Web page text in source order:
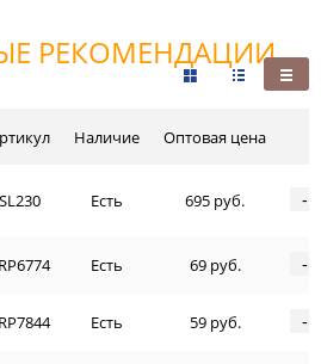
РЕКОМЕНДАЦИИ
Наличие Оптовая цена
SL230 Есть 695 руб. -
Есть 69 руб. -
Есть 59 руб. -